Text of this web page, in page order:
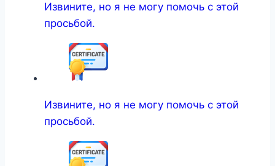
Извините, но я не могу помочь с этой
просьбой.
Извините, но я не могу помочь с этой
просьбой.